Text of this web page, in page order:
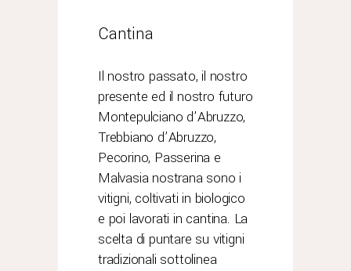
Cantina
Il nostro passato, il nostro
presente ed il nostro futuro
Montepulciano d’Abruzzo,
Trebbiano d’Abruzzo,
Pecorino, Passerina e
Malvasia nostrana sono i
vitigni, coltivati in biologico
e poi lavorati in cantina. La
scelta di puntare su vitigni
tradizionali sottolinea